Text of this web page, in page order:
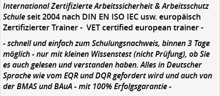
International Zertifizierte Arbeitssicherheit & Arbeitsschutz
Schuleseit 2004 nach DIN EN ISO IEC usw. europäisch
Zertifizierter Trainer - VET certified european trainer -
- schnell und einfach zum Schulungsnachweis, binnen 3 Tage
möglich - nur mit kleinen Wissenstest (nicht Prüfung), ob Sie
es auch gelesen und verstanden haben. Alles in Deutscher
Sprache wie vom EQR und DQR gefordert wird und auch von
der BMAS und BAuA - mit 100% Erfolgsgarantie -